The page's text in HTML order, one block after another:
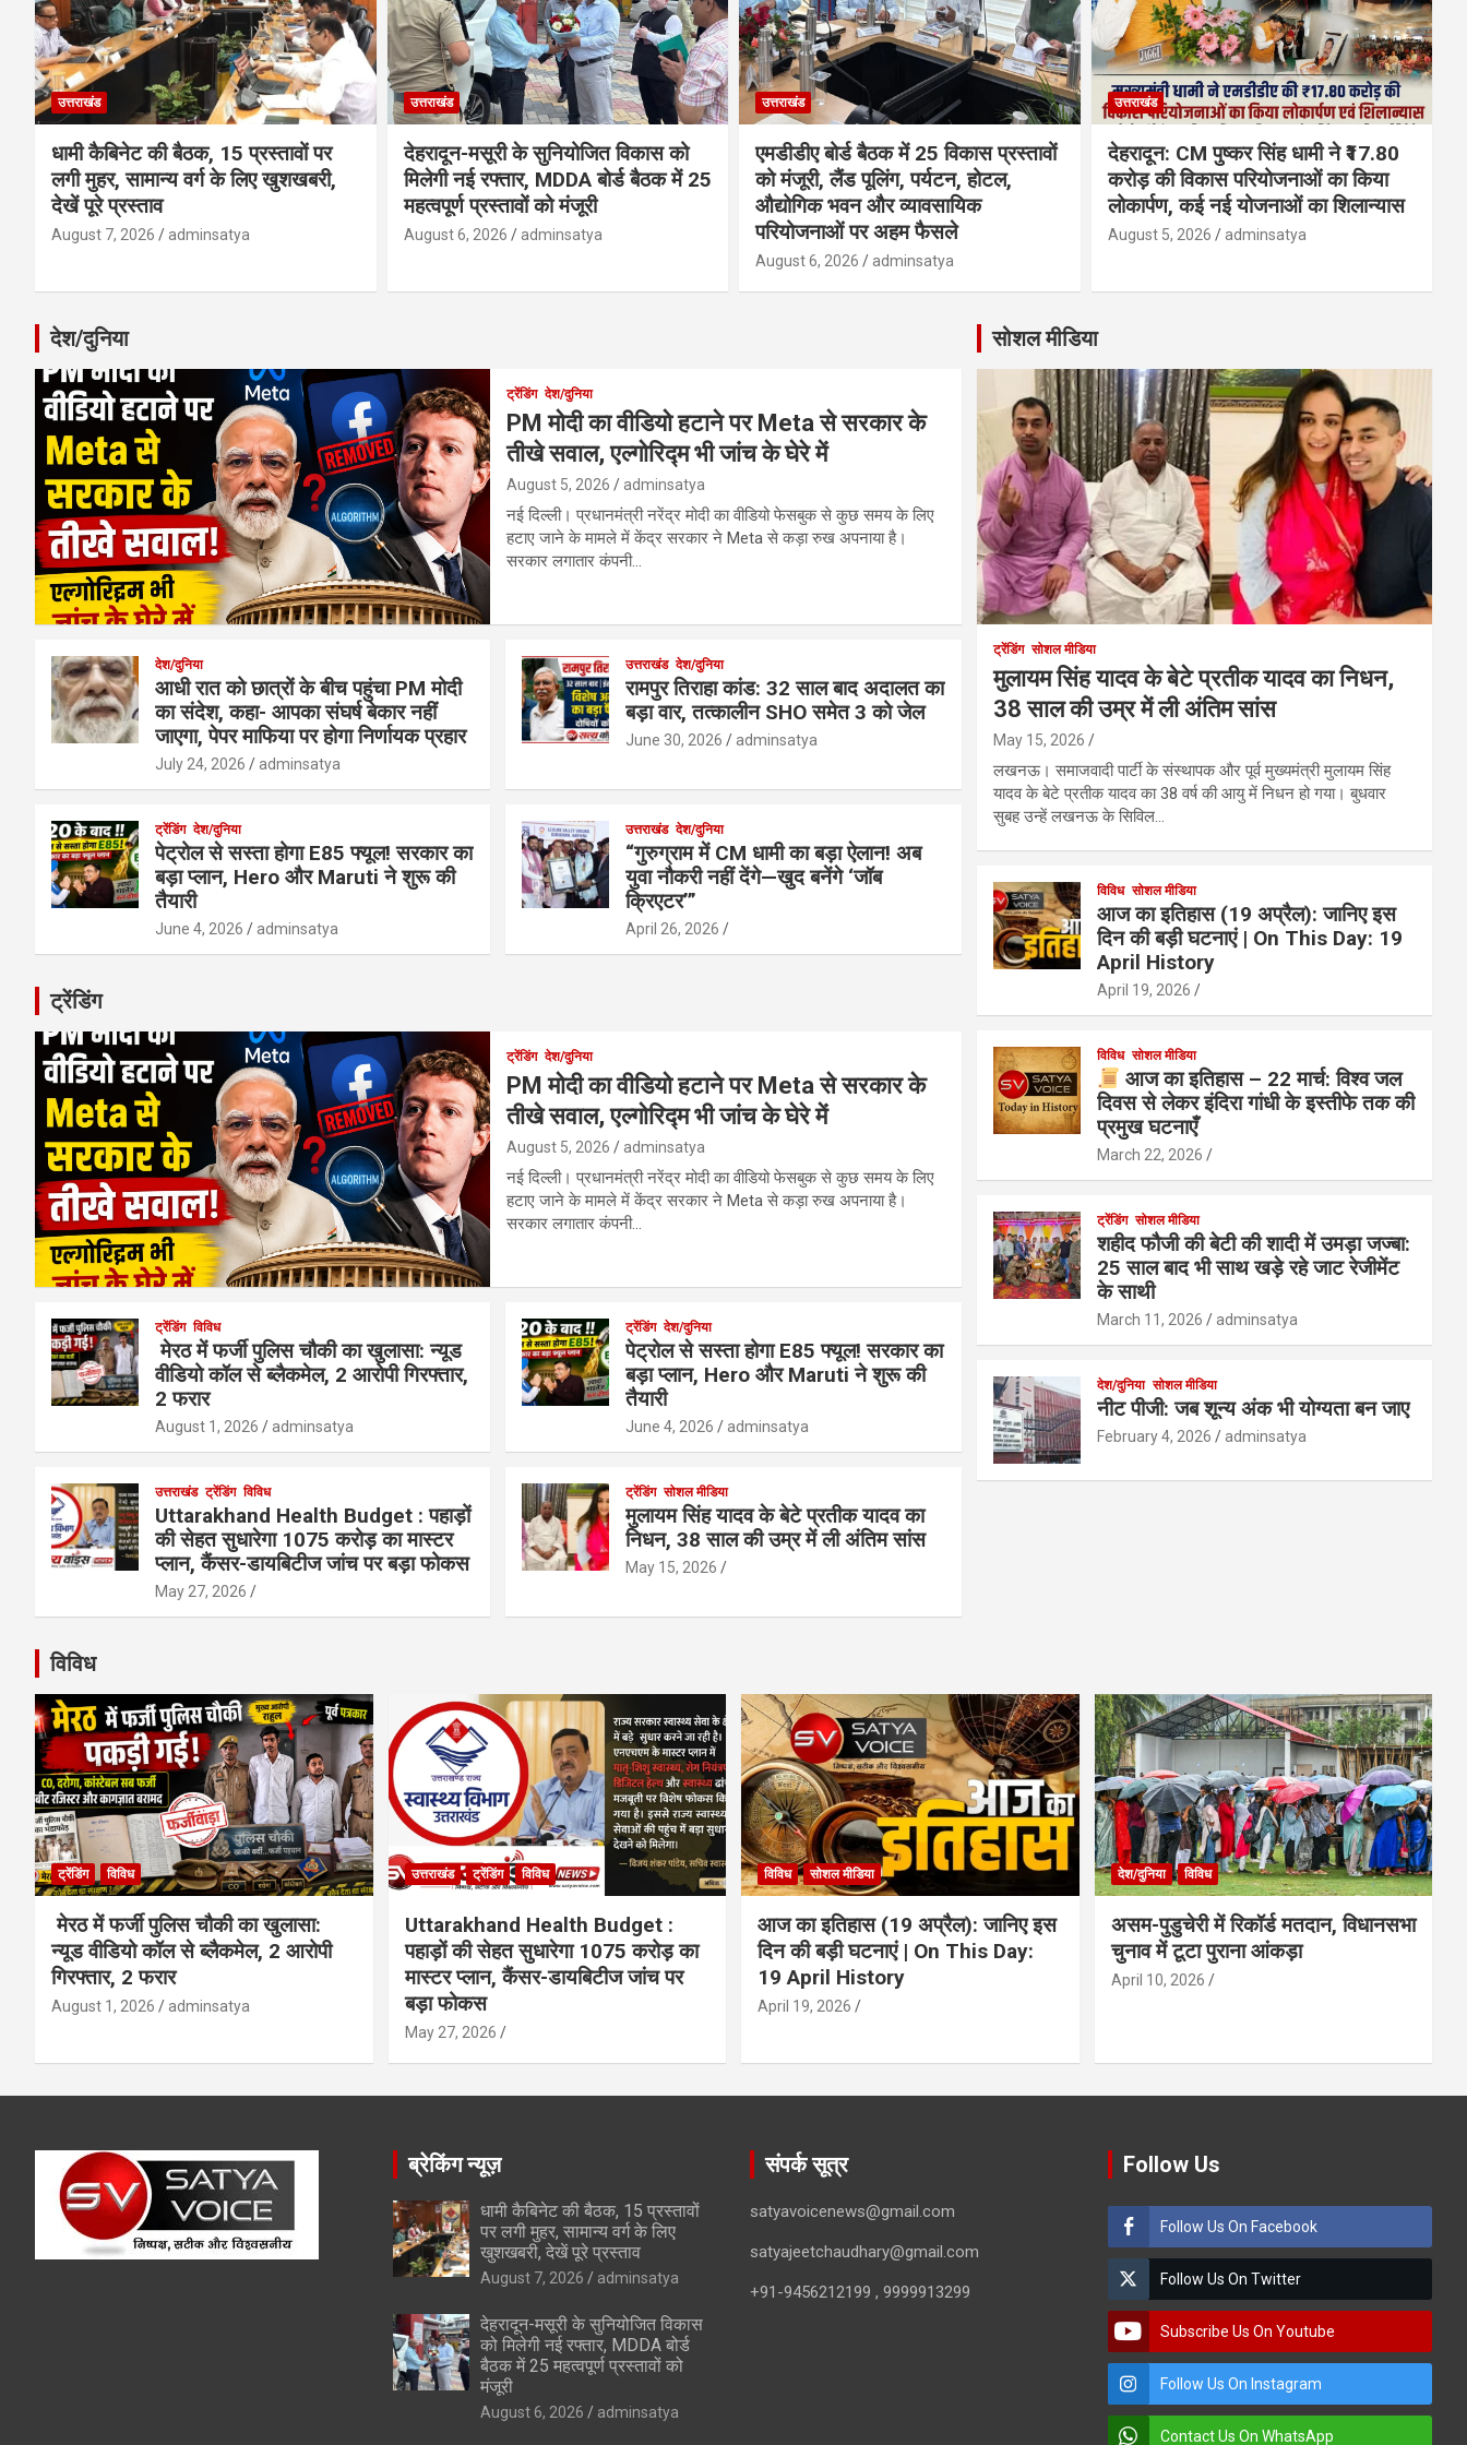
उत्तराखंड
धामी कैबिनेट की बैठक, 15 प्रस्तावों पर
लगी मुहर, सामान्य वर्ग के लिए खुशखबरी,
देखें पूरे प्रस्ताव
August 7, 2026 adminsatya
उत्तराखंड
देहरादून-मसूरी के सुनियोजित विकास को
मिलेगी नई रफ्तार, MDDA बोर्ड बैठक में 25
महत्वपूर्ण प्रस्तावों को मंजूरी
August 6, 2026 adminsatya
उत्तराखंड
एमडीडीए बोर्ड बैठक में 25 विकास प्रस्तावों
को मंजूरी, लैंड पूलिंग, पर्यटन, होटल,
औद्योगिक भवन और व्यावसायिक
परियोजनाओं पर अहम फैसले
August 6, 2026 adminsatya
उत्तराखंड
देहरादून: CM पुष्कर सिंह धामी ने ₹17.80
करोड़ की विकास परियोजनाओं का किया
लोकार्पण, कई नई योजनाओं का शिलान्यास
August 5, 2026 adminsatya
देश/दुनिया
ट्रेंडिंग देश/दुनिया
PM मोदी का वीडियो हटाने पर Meta से सरकार के
तीखे सवाल, एल्गोरिद्म भी जांच के घेरे में
August 5, 2026 adminsatya
नई दिल्ली। प्रधानमंत्री नरेंद्र मोदी का वीडियो फेसबुक से कुछ समय के लिए
हटाए जाने के मामले में केंद्र सरकार ने Meta से कड़ा रुख अपनाया है।
सरकार लगातार कंपनी…
देश/दुनिया
आधी रात को छात्रों के बीच पहुंचा PM मोदी
का संदेश, कहा- आपका संघर्ष बेकार नहीं
जाएगा, पेपर माफिया पर होगा निर्णायक प्रहार
July 24, 2026 adminsatya
उत्तराखंड देश/दुनिया
रामपुर तिराहा कांड: 32 साल बाद अदालत का
बड़ा वार, तत्कालीन SHO समेत 3 को जेल
June 30, 2026 adminsatya
ट्रेंडिंग देश/दुनिया
पेट्रोल से सस्ता होगा E85 फ्यूल! सरकार का
बड़ा प्लान, Hero और Maruti ने शुरू की
तैयारी
June 4, 2026 adminsatya
उत्तराखंड देश/दुनिया
“गुरुग्राम में CM धामी का बड़ा ऐलान! अब
युवा नौकरी नहीं देंगे—खुद बनेंगे ‘जॉब
क्रिएटर’”
April 26, 2026
ट्रेंडिंग
ट्रेंडिंग देश/दुनिया
PM मोदी का वीडियो हटाने पर Meta से सरकार के
तीखे सवाल, एल्गोरिद्म भी जांच के घेरे में
August 5, 2026 adminsatya
नई दिल्ली। प्रधानमंत्री नरेंद्र मोदी का वीडियो फेसबुक से कुछ समय के लिए
हटाए जाने के मामले में केंद्र सरकार ने Meta से कड़ा रुख अपनाया है।
सरकार लगातार कंपनी…
ट्रेंडिंग विविध
मेरठ में फर्जी पुलिस चौकी का खुलासा: न्यूड
वीडियो कॉल से ब्लैकमेल, 2 आरोपी गिरफ्तार,
2 फरार
August 1, 2026 adminsatya
ट्रेंडिंग देश/दुनिया
पेट्रोल से सस्ता होगा E85 फ्यूल! सरकार का
बड़ा प्लान, Hero और Maruti ने शुरू की
तैयारी
June 4, 2026 adminsatya
उत्तराखंड ट्रेंडिंग विविध
Uttarakhand Health Budget : पहाड़ों
की सेहत सुधारेगा 1075 करोड़ का मास्टर
प्लान, कैंसर-डायबिटीज जांच पर बड़ा फोकस
May 27, 2026
ट्रेंडिंग सोशल मीडिया
मुलायम सिंह यादव के बेटे प्रतीक यादव का
निधन, 38 साल की उम्र में ली अंतिम सांस
May 15, 2026
सोशल मीडिया
ट्रेंडिंग सोशल मीडिया
मुलायम सिंह यादव के बेटे प्रतीक यादव का निधन,
38 साल की उम्र में ली अंतिम सांस
May 15, 2026
लखनऊ। समाजवादी पार्टी के संस्थापक और पूर्व मुख्यमंत्री मुलायम सिंह
यादव के बेटे प्रतीक यादव का 38 वर्ष की आयु में निधन हो गया। बुधवार
सुबह उन्हें लखनऊ के सिविल…
विविध सोशल मीडिया
आज का इतिहास (19 अप्रैल): जानिए इस
दिन की बड़ी घटनाएं | On This Day: 19
April History
April 19, 2026
विविध सोशल मीडिया
आज का इतिहास – 22 मार्च: विश्व जल
दिवस से लेकर इंदिरा गांधी के इस्तीफे तक की
प्रमुख घटनाएँ
March 22, 2026
ट्रेंडिंग सोशल मीडिया
शहीद फौजी की बेटी की शादी में उमड़ा जज्बा:
25 साल बाद भी साथ खड़े रहे जाट रेजीमेंट
के साथी
March 11, 2026 adminsatya
देश/दुनिया सोशल मीडिया
नीट पीजी: जब शून्य अंक भी योग्यता बन जाए
February 4, 2026 adminsatya
विविध
ट्रेंडिंग विविध
मेरठ में फर्जी पुलिस चौकी का खुलासा:
न्यूड वीडियो कॉल से ब्लैकमेल, 2 आरोपी
गिरफ्तार, 2 फरार
August 1, 2026 adminsatya
उत्तराखंड ट्रेंडिंग विविध
Uttarakhand Health Budget :
पहाड़ों की सेहत सुधारेगा 1075 करोड़ का
मास्टर प्लान, कैंसर-डायबिटीज जांच पर
बड़ा फोकस
May 27, 2026
विविध सोशल मीडिया
आज का इतिहास (19 अप्रैल): जानिए इस
दिन की बड़ी घटनाएं | On This Day:
19 April History
April 19, 2026
देश/दुनिया विविध
असम-पुडुचेरी में रिकॉर्ड मतदान, विधानसभा
चुनाव में टूटा पुराना आंकड़ा
April 10, 2026
ब्रेकिंग न्यूज़
धामी कैबिनेट की बैठक, 15 प्रस्तावों
पर लगी मुहर, सामान्य वर्ग के लिए
खुशखबरी, देखें पूरे प्रस्ताव
August 7, 2026 adminsatya
देहरादून-मसूरी के सुनियोजित विकास
को मिलेगी नई रफ्तार, MDDA बोर्ड
बैठक में 25 महत्वपूर्ण प्रस्तावों को
मंजूरी
August 6, 2026 adminsatya
संपर्क सूत्र
satyavoicenews@gmail.com
satyajeetchaudhary@gmail.com
+91-9456212199 , 9999913299
Follow Us
Follow Us On Facebook
Follow Us On Twitter
Subscribe Us On Youtube
Follow Us On Instagram
Contact Us On WhatsApp